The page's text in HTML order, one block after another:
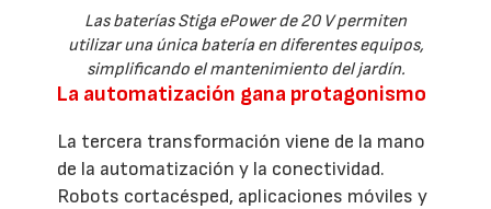
Las baterías Stiga ePower de 20 V permiten
utilizar una única batería en diferentes equipos,
simplificando el mantenimiento del jardín.
La automatización gana protagonismo
La tercera transformación viene de la mano
de la automatización y la conectividad.
Robots cortacésped, aplicaciones móviles y